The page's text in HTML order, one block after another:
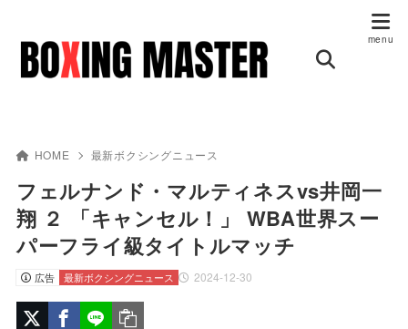
HOME 最新ボクシングニュース
フェルナンド・マルティネスvs井岡一
翔 ２ 「キャンセル！」 WBA世界スー
パーフライ級タイトルマッチ
広告 2024-12-30
最新ボクシングニュース